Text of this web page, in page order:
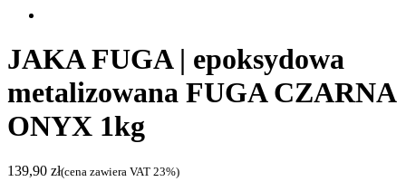
JAKA FUGA | epoksydowa
metalizowana FUGA CZARNA
ONYX 1kg
139,90 zł(cena zawiera VAT 23%)